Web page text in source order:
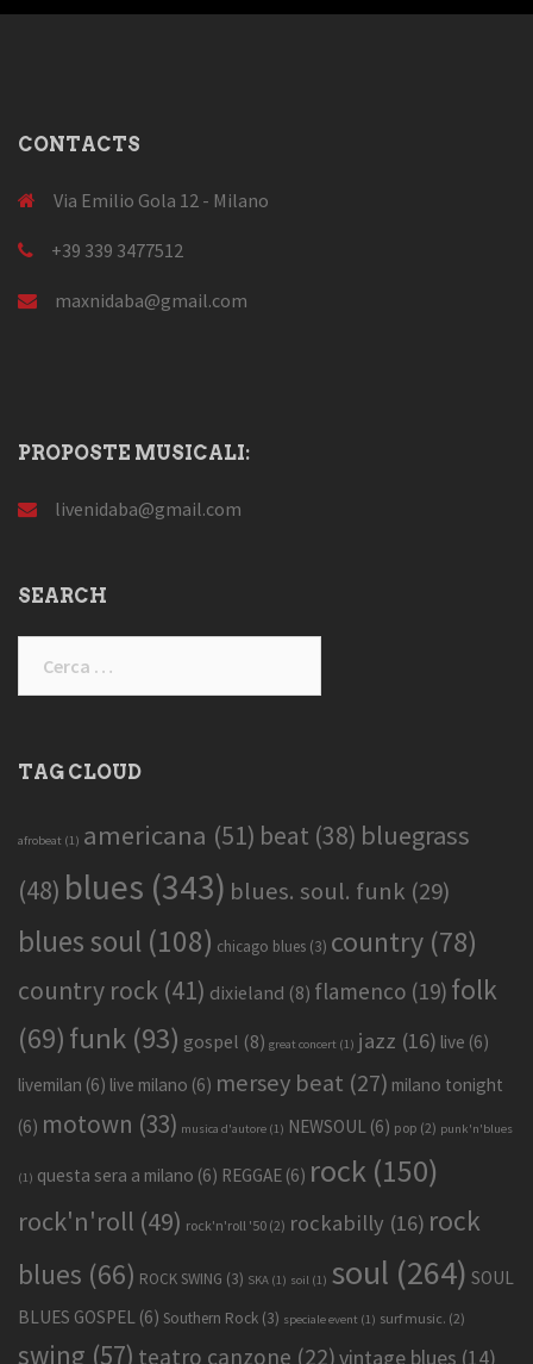
CONTACTS
Via Emilio Gola 12 - Milano
+39 339 3477512
maxnidaba@gmail.com
PROPOSTE MUSICALI:
livenidaba@gmail.com
SEARCH
TAG CLOUD
afrobeat (1) americana (51) beat (38) bluegrass
(48) blues (343) blues. soul. funk (29)
blues soul (108) chicago blues (3) country (78)
country rock (41) dixieland (8) flamenco (19) folk
(69) funk (93) gospel (8) great concert (1) jazz (16) live (6)
livemilan (6) live milano (6) mersey beat (27) milano tonight
(6) motown (33) musica d'autore (1) NEWSOUL (6) pop (2) punk'n'blues
(1) questa sera a milano (6) REGGAE (6) rock (150)
rock'n'roll (49) rock'n'roll '50 (2) rockabilly (16) rock
blues (66) ROCK SWING (3) SKA (1) soil (1) soul (264) SOUL
BLUES GOSPEL (6) Southern Rock (3) speciale event (1) surf music. (2)
swing (57) teatro canzone (22)vintage blues (14)